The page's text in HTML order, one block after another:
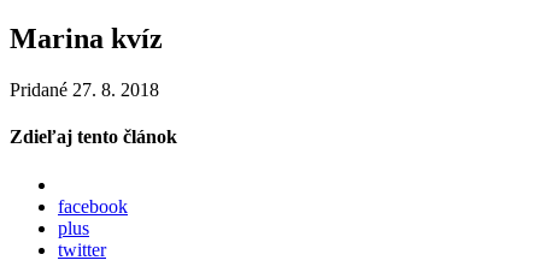
Marina kvíz
Pridané 27. 8. 2018
Zdieľaj tento článok
facebook
plus
twitter